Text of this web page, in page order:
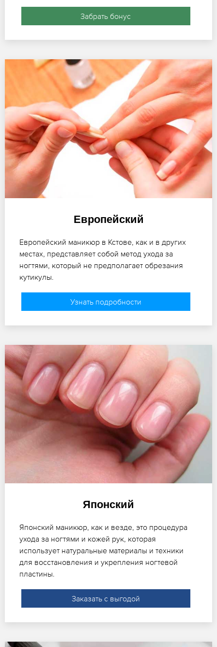
Забрать бонус
Европейский
Европейский маникюр в Кстове, как и в других
местах, представляет собой метод ухода за
ногтями, который не предполагает обрезания
кутикулы.
Узнать подробности
Японский
Японский маникюр, как и везде, это процедура
ухода за ногтями и кожей рук, которая
использует натуральные материалы и техники
для восстановления и укрепления ногтевой
пластины.
Заказать с выгодой